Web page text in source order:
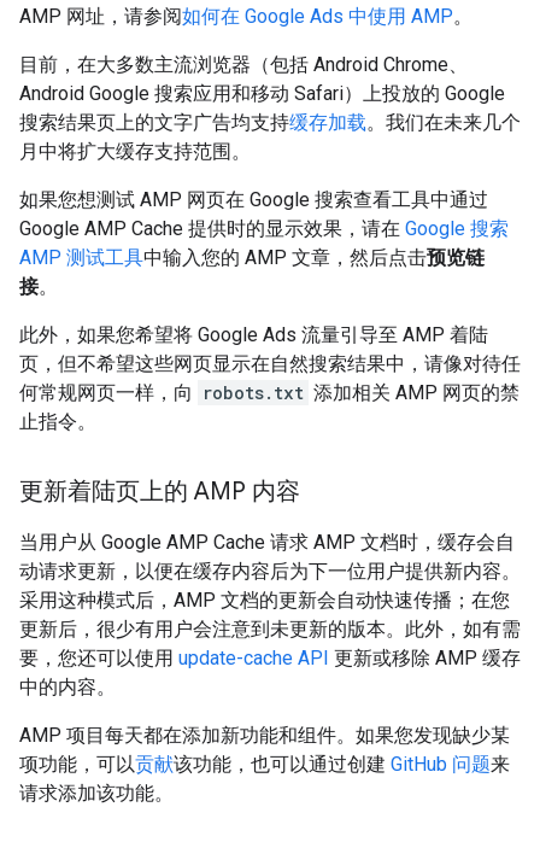
AMP 网址，请参阅如何在 Google Ads 中使用 AMP。
目前，在大多数主流浏览器（包括 Android Chrome、
Android Google 搜索应用和移动 Safari）上投放的 Google
搜索结果页上的文字广告均支持缓存加载。我们在未来几个
月中将扩大缓存支持范围。
如果您想测试 AMP 网页在 Google 搜索查看工具中通过
Google AMP Cache 提供时的显示效果，请在 Google 搜索
AMP 测试工具中输入您的 AMP 文章，然后点击预览链
接。
此外，如果您希望将 Google Ads 流量引导至 AMP 着陆
页，但不希望这些网页显示在自然搜索结果中，请像对待任
何常规网页一样，向
robots.txt 添加相关 AMP 网页的禁
止指令。
更新着陆页上的 AMP 内容
当用户从 Google AMP Cache 请求 AMP 文档时，缓存会自
动请求更新，以便在缓存内容后为下一位用户提供新内容。
采用这种模式后，AMP 文档的更新会自动快速传播；在您
更新后，很少有用户会注意到未更新的版本。此外，如有需
要，您还可以使用 update-cache API 更新或移除 AMP 缓存
中的内容。
AMP 项目每天都在添加新功能和组件。如果您发现缺少某
项功能，可以贡献该功能，也可以通过创建 GitHub 问题来
请求添加该功能。